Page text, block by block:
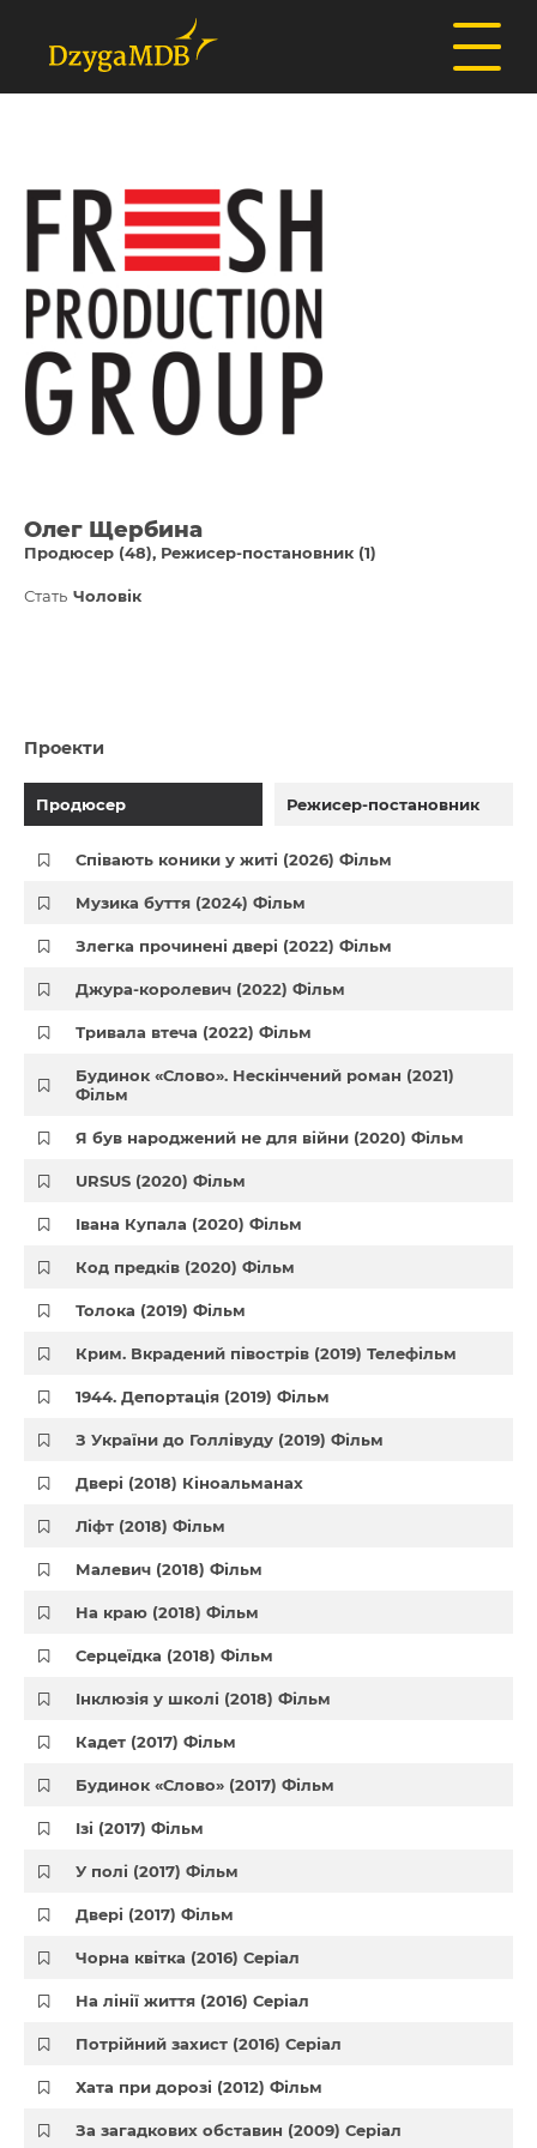
Олег Щербина
Продюсер (48) Режисер-постановник (1)
Стать Чоловік
Проекти
Продюсер Режисер-постановник
Співають коники у житі (2026) Фільм
Музика буття (2024) Фільм
Злегка прочинені двері (2022) Фільм
Джура-королевич (2022) Фільм
Тривала втеча (2022) Фільм
Будинок «Слово». Нескінчений роман (2021)
Фільм
Я був народжений не для війни (2020) Фільм
URSUS (2020) Фільм
Івана Купала (2020) Фільм
Код предків (2020) Фільм
Толока (2019) Фільм
Крим. Вкрадений півострів (2019) Телефільм
1944. Депортація (2019) Фільм
З України до Голлівуду (2019) Фільм
Двері (2018) Кіноальманах
Ліфт (2018) Фільм
Малевич (2018) Фільм
На краю (2018) Фільм
Серцеїдка (2018) Фільм
Інклюзія у школі (2018) Фільм
Кадет (2017) Фільм
Будинок «Слово» (2017) Фільм
Ізі (2017) Фільм
У полі (2017) Фільм
Двері (2017) Фільм
Чорна квітка (2016) Серіал
На лінії життя (2016) Серіал
Потрійний захист (2016) Серіал
Хата при дорозі (2012) Фільм
За загадкових обставин (2009) Серіал